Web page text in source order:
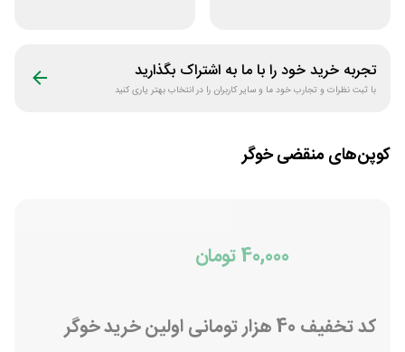
تجربه خرید خود را با ما به اشتراک بگذارید
با ثبت نظرات و تجارب خود ما و سایر کاربران را در انتخاب بهتر یاری کنید
کوپن‌های منقضیخوگر
40,000 تومان
کد تخفیف 40 هزار تومانی اولین خرید خوگر